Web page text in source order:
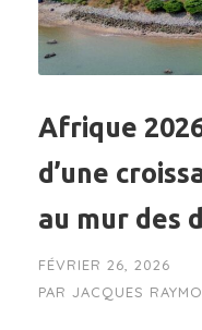
Afrique
d’une
au mur des
FÉVRIER 26, 2026
PAR JACQUES